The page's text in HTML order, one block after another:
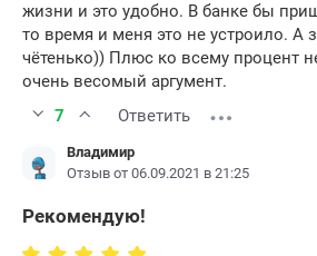
жизни и это удобно. В банке бы
то время и меня это не устроило. А
чётенько)) Плюс ко всему процент
очень весомый аргумент.
7
Ответить
Владимир
Отзыв от 06.09.2021 в 21:25
Рекомендую!